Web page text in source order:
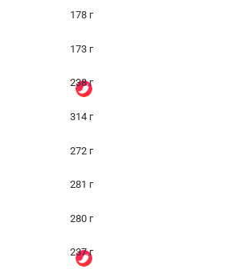
178 г
173 г
238 г
314 г
272 г
281 г
280 г
237 г